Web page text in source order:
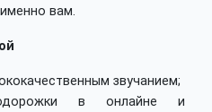
вам.
звучанием;
в онлайне и